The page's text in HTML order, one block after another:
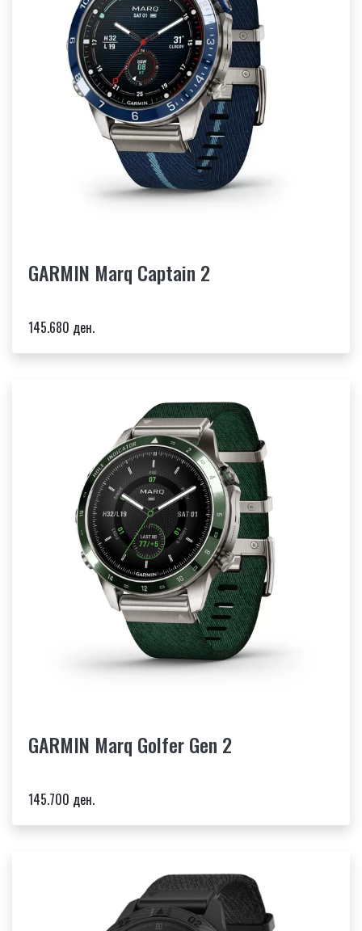
GARMIN Marq Captain 2
145.680 ден.
GARMIN Marq Golfer Gen 2
145.700 ден.